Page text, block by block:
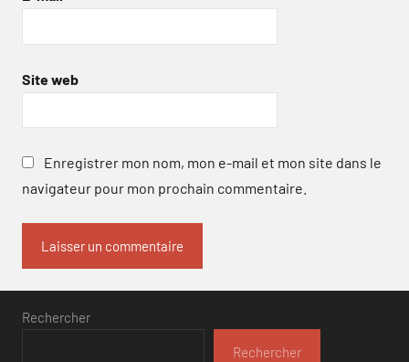
Site web
Enregistrer mon nom, mon e-mail et mon site dans le
navigateur pour mon prochain commentaire.
Rechercher
Rechercher